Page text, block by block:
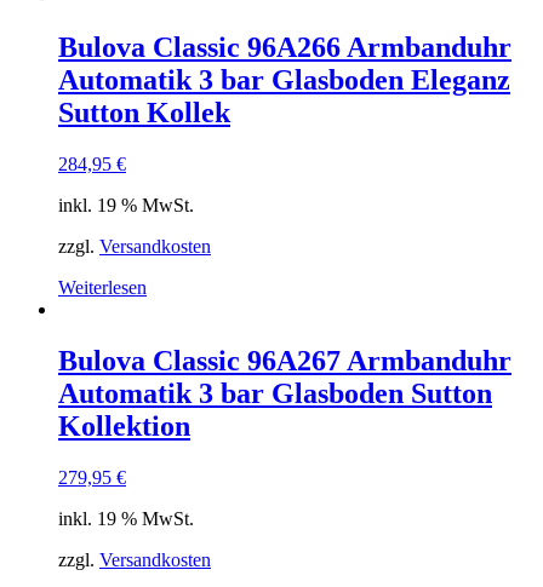
Bulova Classic 96A266 Armbanduhr
Automatik 3 bar Glasboden Eleganz
Sutton Kollek
284,95 €
inkl. 19 % MwSt.
zzgl. Versandkosten
Weiterlesen
Bulova Classic 96A267 Armbanduhr
Automatik 3 bar Glasboden Sutton
Kollektion
279,95 €
inkl. 19 % MwSt.
zzgl. Versandkosten